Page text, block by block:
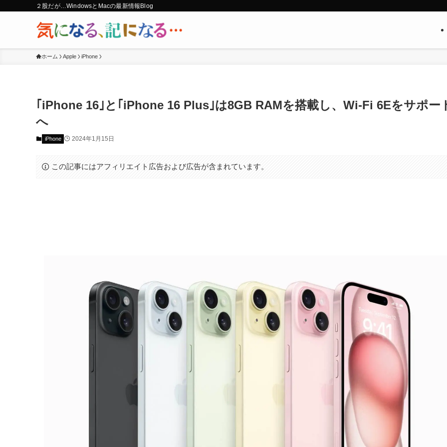
２股だが…WindowsとMacの最新情報Blog
ホーム Apple iPhone
｢iPhone 16｣と｢iPhone 16 Plus｣は8GB RAMを搭載し、Wi-Fi 6Eをサポー
へ
iPhone 2024年1月15日
この記事にはアフィリエイト広告および広告が含まれています。